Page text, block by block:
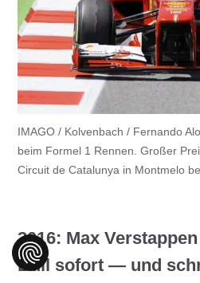
IMAGO / Kolvenbach / Fernando
beim Formel 1 Rennen. Großer
Circuit de Catalunya in Montmelo
2016: Max
Bull sofort — und